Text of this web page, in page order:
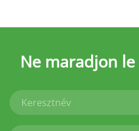
Ne maradjon le